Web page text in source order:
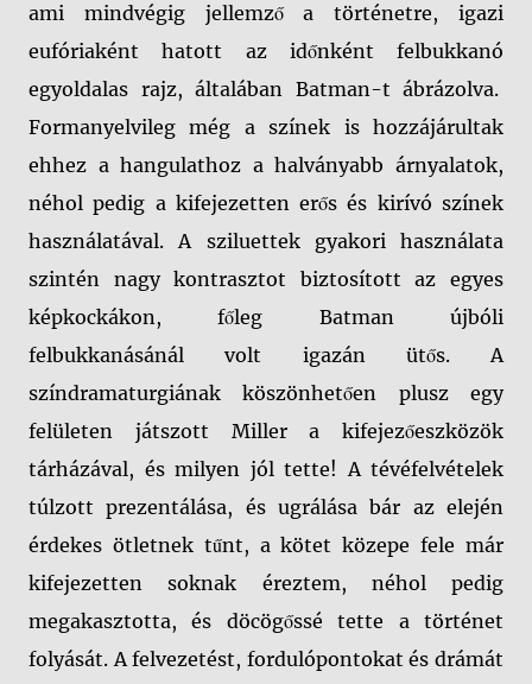
ami mindvégig jellemző a történetre, igazi
eufóriaként hatott az időnként felbukkanó
egyoldalas rajz, általában Batman-t ábrázolva.
Formanyelvileg még a színek is hozzájárultak
ehhez a hangulathoz a halványabb árnyalatok,
néhol pedig a kifejezetten erős és kirívó színek
használatával. A sziluettek gyakori használata
szintén nagy kontrasztot biztosított az egyes
képkockákon, főleg Batman újbóli
felbukkanásánál volt igazán ütős. A
színdramaturgiának köszönhetően plusz egy
felületen játszott Miller a kifejezőeszközök
tárházával, és milyen jól tette! A tévéfelvételek
túlzott prezentálása, és ugrálása bár az elején
érdekes ötletnek tűnt, a kötet közepe fele már
kifejezetten soknak éreztem, néhol pedig
megakasztotta, és döcögőssé tette a történet
folyását. A felvezetést, fordulópontokat és drámát